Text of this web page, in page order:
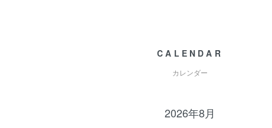
CALENDAR
カレンダー
2026年8月